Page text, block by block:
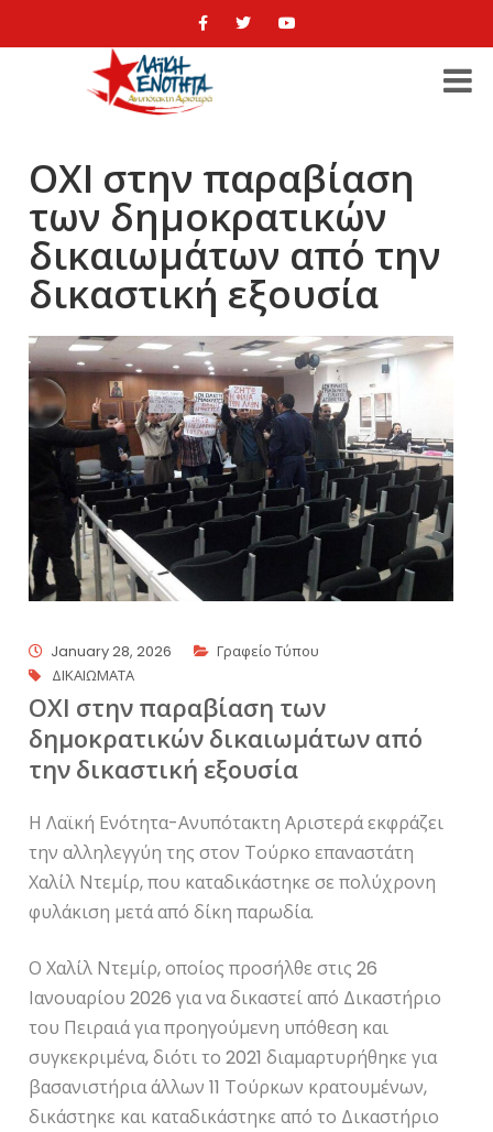
ΟΧΙ στην παραβίαση
των δημοκρατικών
δικαιωμάτων από την
δικαστική εξουσία
January 28, 2026
Γραφείο Τύπου
ΔΙΚΑΙΩΜΑΤΑ
ΟΧΙ στην παραβίαση των
δημοκρατικών δικαιωμάτων από
την δικαστική εξουσία
Η Λαϊκή Ενότητα-Ανυπότακτη Αριστερά εκφράζει
την αλληλεγγύη της στον Τούρκο επαναστάτη
Χαλίλ Ντεμίρ, που καταδικάστηκε σε πολύχρονη
φυλάκιση μετά από δίκη παρωδία.
Ο Χαλίλ Ντεμίρ, οποίος προσήλθε στις 26
Ιανουαρίου 2026 για να δικαστεί από Δικαστήριο
του Πειραιά για προηγούμενη υπόθεση και
συγκεκριμένα, διότι το 2021 διαμαρτυρήθηκε για
βασανιστήρια άλλων 11 Τούρκων κρατουμένων,
δικάστηκε και καταδικάστηκε από το Δικαστήριο